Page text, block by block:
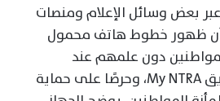
بعض وسائل الإعلام ومنصات
ظهور خطوط هاتف محمول
دون علمهم عند
الاستعلام من خلال تطبيق My NTRA، وحرصًا على حماية